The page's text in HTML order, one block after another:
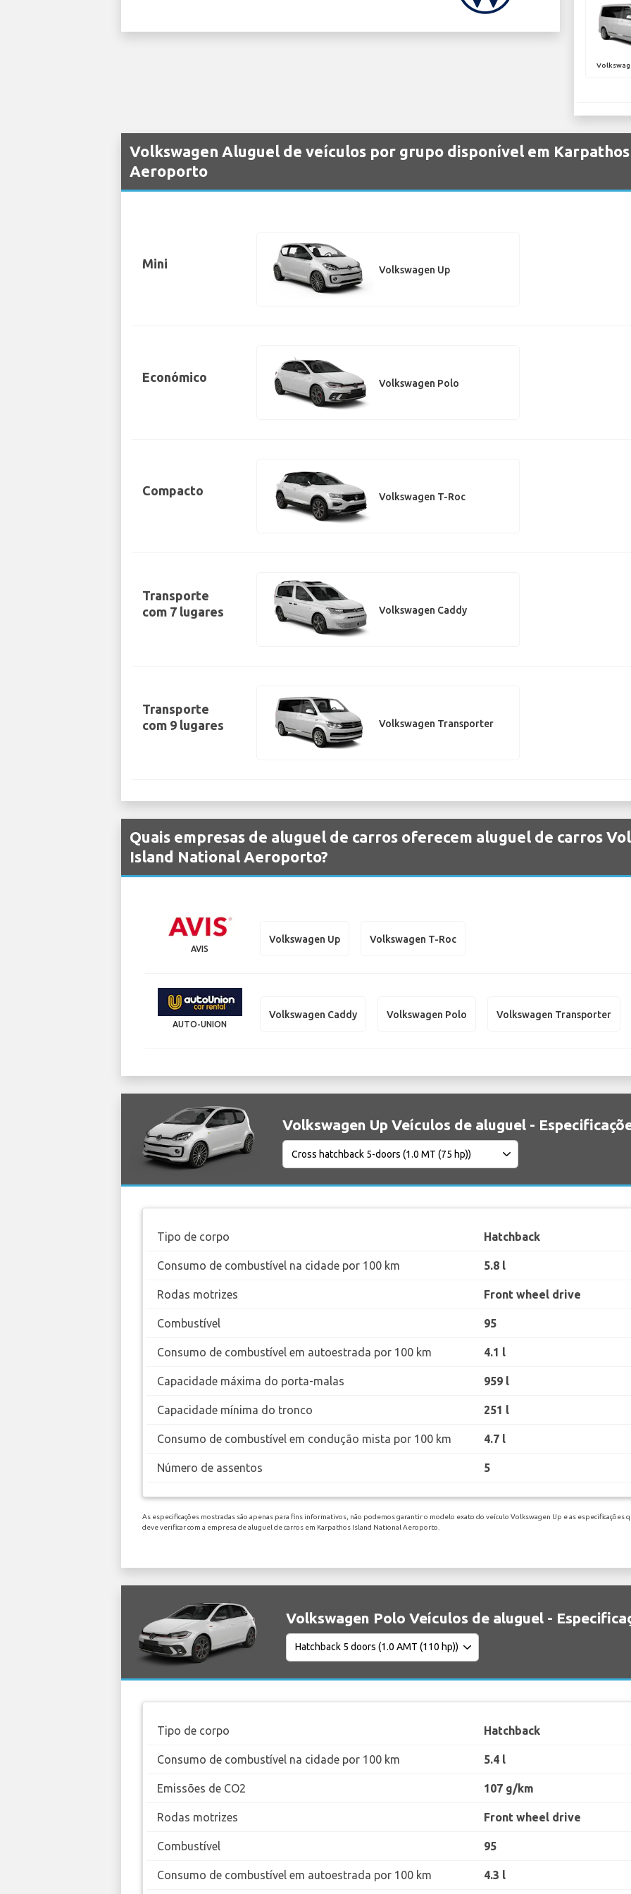
Volkswagen Aluguel de veículos por grupo disponível em
Aeroporto
Mini Volkswagen Up
Económico Volkswagen Polo
Compacto Volkswagen T-Roc
Transporte
com 7 lugares
Volkswagen Caddy
Transporte
com 9 lugares
Volkswagen Transporter
Quais empresas de aluguel de carros oferecem aluguel de carros
Island National Aeroporto?
AVIS
Volkswagen Up Volkswagen T-Roc
AUTO-UNION
Volkswagen Caddy Volkswagen Polo Volkswagen Transporter
Volkswagen Up Veículos de aluguel -
Tipo de corpo Hatchback
Consumo de combustível na cidade por 100 km 5.8 l
Rodas motrizes Front wheel drive
Combustível 95
Consumo de combustível em autoestrada por 100 km 4.1 l
Capacidade máxima do porta-malas 959 l
Capacidade mínima do tronco 251 l
Consumo de combustível em condução mista por 100 km 4.7 l
Número de assentos 5
As especificações mostradas são apenas para fins informativos, não podemos garantir o modelo exato do veículo Volkswagen Up e as especificações
deve verificar com a empresa de aluguel de carros em Karpathos Island National Aeroporto.
Volkswagen Polo Veículos de aluguel -
Tipo de corpo Hatchback
Consumo de combustível na cidade por 100 km 5.4 l
Emissões de CO2 107 g/km
Rodas motrizes Front wheel drive
Combustível 95
Consumo de combustível em autoestrada por 100 km 4.3 l